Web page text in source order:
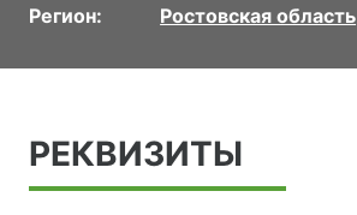
Регион:
Ростовская область
РЕКВИЗИТЫ